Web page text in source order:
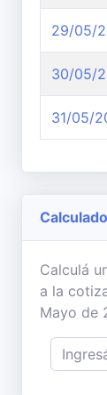
29/05/
30/05/
31/05/
Calculá
a la
Mayo de